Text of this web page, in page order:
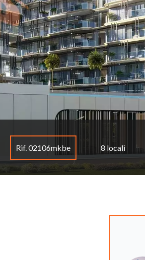
Rif. 02106mkbe 8 locali